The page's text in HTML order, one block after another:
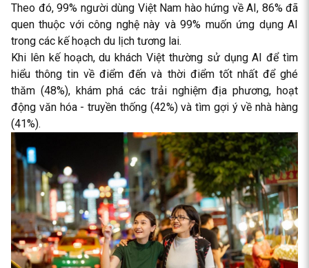
Theo đó, 99% người dùng Việt Nam hào hứng về AI, 86% đã
quen thuộc với công nghệ này và 99% muốn ứng dụng AI
trong các kế hoạch du lịch tương lai.
Khi lên kế hoạch, du khách Việt thường sử dụng AI để tìm
hiểu thông tin về điểm đến và thời điểm tốt nhất để ghé
thăm (48%), khám phá các trải nghiệm địa phương, hoạt
động văn hóa - truyền thống (42%) và tìm gợi ý về nhà hàng
(41%).